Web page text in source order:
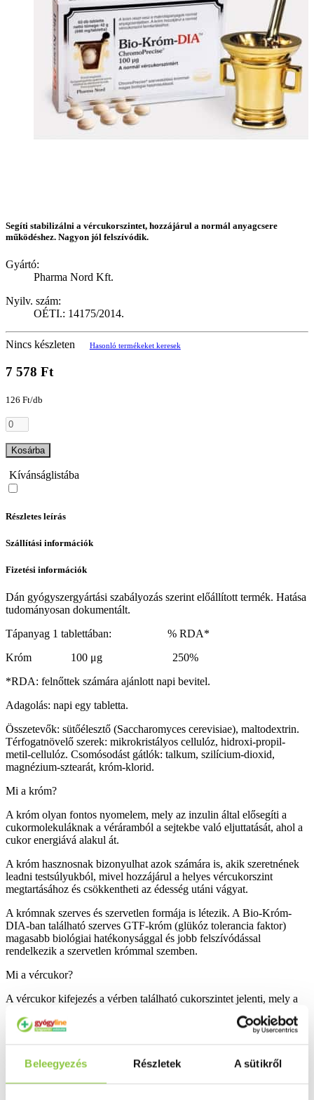
Beleegyezés Részletek A sütikről
Segíti stabilizálni a vércukorszintet, hozzájárul a normál anyagcsere
működéshez. Nagyon jól felszívódik.
Gyártó:
Pharma Nord Kft.
Nyilv. szám:
OÉTI.: 14175/2014.
Nincs készleten Hasonló termékeket keresek
7 578 Ft
126 Ft/db
Kosárba
Kívánságlistába
Részletes leírás
Szállítási információk
Fizetési információk
Dán gyógyszergyártási szabályozás szerint előállított termék. Hatása
tudományosan dokumentált.
Tápanyag 1 tablettában: % RDA*
Króm 100 μg 250%
*RDA: felnőttek számára ajánlott napi bevitel.
Adagolás: napi egy tabletta.
Összetevők: sütőélesztő (Saccharomyces cerevisiae), maltodextrin.
Térfogatnövelő szerek: mikrokristályos cellulóz, hidroxi-propil-
metil-cellulóz. Csomósodást gátlók: talkum, szilícium-dioxid,
magnézium-sztearát, króm-klorid.
Mi a króm?
A króm olyan fontos nyomelem, mely az inzulin által elősegíti a
cukormolekuláknak a véráramból a sejtekbe való eljuttatását, ahol a
cukor energiává alakul át.
A króm hasznosnak bizonyulhat azok számára is, akik szeretnének
leadni testsúlyukból, mivel hozzájárul a helyes vércukorszint
megtartásához és csökkentheti az édesség utáni vágyat.
A krómnak szerves és szervetlen formája is létezik. A Bio-Króm-
DIA-ban található szerves GTF-króm (glükóz tolerancia faktor)
magasabb biológiai hatékonysággal és jobb felszívódással
rendelkezik a szervetlen krómmal szemben.
Mi a vércukor?
A vércukor kifejezés a vérben található cukorszintet jelenti, mely a
szerepet játszik a cukor anyagcseréjében, mivel ez teszi lehetővé,
hogy a cukrok bejussanak a sejtekbe. A króm ezt a folyamatot
receptorokhoz a sejtek felszínén.
A szervezet normális vércukor értéke 3 és 7 mmol/l között van. A